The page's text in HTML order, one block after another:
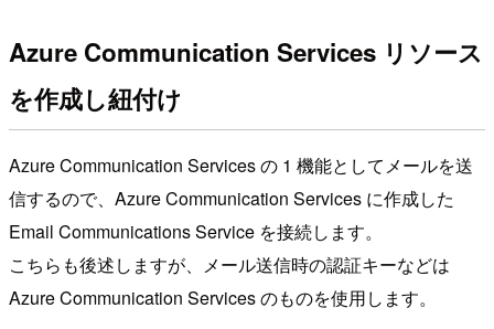
Azure Communication Services リソース
を作成し紐付け
Azure Communication Services の 1 機能としてメールを送
信するので、Azure Communication Services に作成した
Email Communications Service を接続します。
こちらも後述しますが、メール送信時の認証キーなどは
Azure Communication Services のものを使用します。